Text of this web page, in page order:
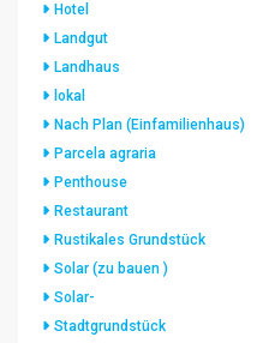
Hotel
Landgut
Landhaus
lokal
Nach Plan (Einfamilienhaus)
Parcela agraria
Penthouse
Restaurant
Rustikales Grundstück
Solar (zu bauen )
Solar-
Stadtgrundstück